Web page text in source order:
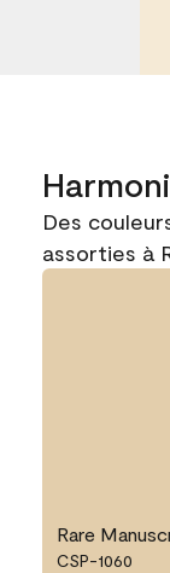
Des
assorties à
Rare
CSP-1060